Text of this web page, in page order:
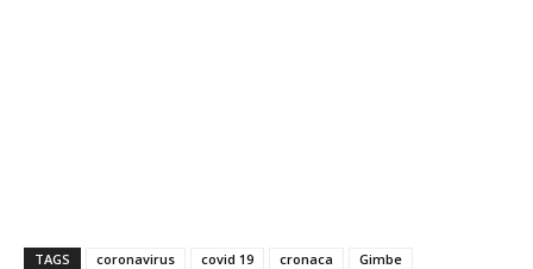
TAGS coronavirus covid 19 cronaca
Gimbe